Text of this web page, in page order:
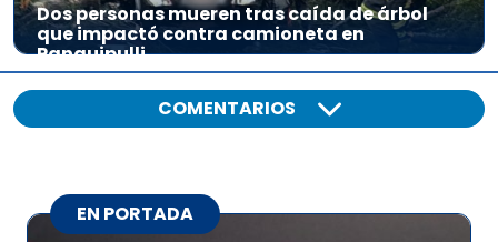
Dos personas mueren tras caída de árbol
que impactó contra camioneta en
Panguipulli
COMENTARIOS
EN PORTADA